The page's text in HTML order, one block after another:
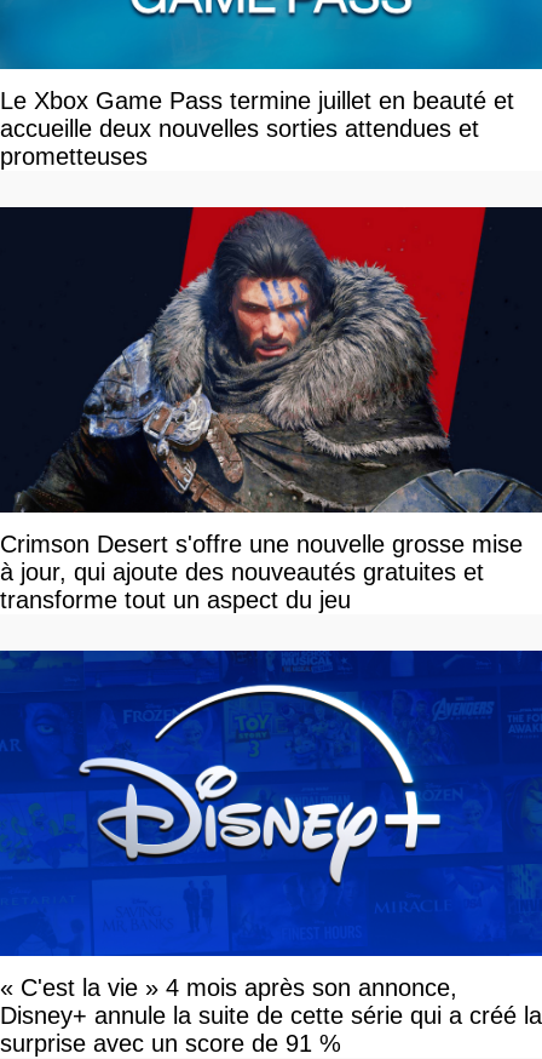
Le Xbox Game Pass termine juillet en beauté et
accueille deux nouvelles sorties attendues et
prometteuses
Crimson Desert s'offre une nouvelle grosse mise
à jour, qui ajoute des nouveautés gratuites et
transforme tout un aspect du jeu
« C'est la vie » 4 mois après son annonce,
Disney+ annule la suite de cette série qui a créé la
surprise avec un score de 91 %